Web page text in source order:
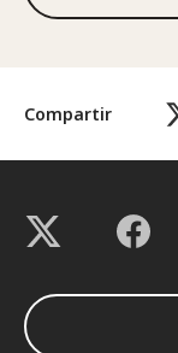
Compartir